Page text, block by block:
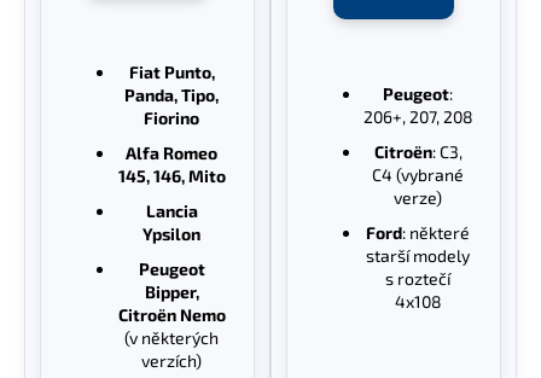
Fiat Punto,
Panda, Tipo,
Fiorino
Alfa Romeo
145, 146, Mito
Lancia
Ypsilon
Peugeot
Bipper,
Citroën Nemo
(v některých
verzích)
Peugeot:
206+, 207, 208
Citroën: C3,
C4 (vybrané
verze)
Ford: některé
starší modely
s roztečí
4x108